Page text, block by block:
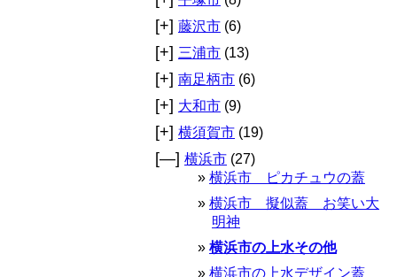
[+] 藤沢市 (6)
[+] 三浦市 (13)
[+] 南足柄市 (6)
[+] 大和市 (9)
[+] 横須賀市 (19)
[—] 横浜市 (27)
横浜市 ピカチュウの蓋
横浜市 擬似蓋 お笑い大
明神
横浜市の上水その他
横浜市の上水デザイン蓋